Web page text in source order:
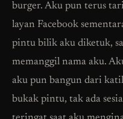
burger. Aku pun terus
layan Facebook
pintu bilik aku diketuk,
memanggil nama aku.
aku pun bangun dari
bukak pintu, tak ada